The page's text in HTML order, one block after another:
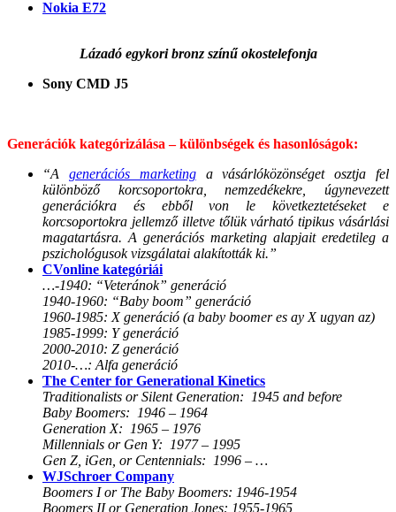
Nokia E72
Lázadó egykori bronz színű okostelefonja
Sony CMD J5
Generációk kategórizálása – különbségek és hasonlóságok:
“A generációs marketinga vásárlóközönséget osztja fel
különböző korcsoportokra, nemzedékekre, úgynevezett
generációkra és ebből von le következtetéseket e
korcsoportokra jellemző illetve tőlük várható tipikus vásárlási
magatartásra. A generációs marketing alapjait eredetileg a
pszichológusok vizsgálatai alakították ki.”
CVonline kategóriái
…-1940: “Veteránok” generáció
1940-1960: “Baby boom” generáció
1960-1985: X generáció (a baby boomer es ay X ugyan az)
1985-1999: Y generáció
2000-2010: Z generáció
2010-…: Alfa generáció
The Center for Generational Kinetics
Traditionalists or Silent Generation: 1945 and before
Baby Boomers: 1946 – 1964
Generation X: 1965 – 1976
Millennials or Gen Y: 1977 – 1995
Gen Z, iGen, or Centennials: 1996 – …
WJSchroer Company
Boomers I or The Baby Boomers: 1946-1954
Boomers II or Generation Jones: 1955-1965